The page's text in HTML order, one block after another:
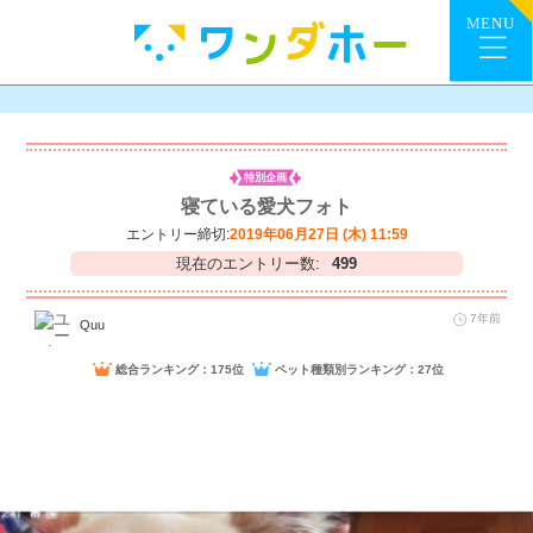
特別企画
寝ている愛犬フォト
エントリー締切:2019年06月27日 (木) 11:59
現在のエントリー数: 499
Quu 7年前
総合ランキング：175位 ペット種類別ランキング：27位